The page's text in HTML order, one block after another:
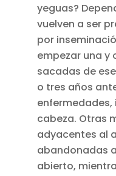
yeguas?
vuelven a ser
por
empezar una y
sacadas de
o tres años
enfermedades,
cabeza. Otras
adyacentes al
abandonadas
abierto,